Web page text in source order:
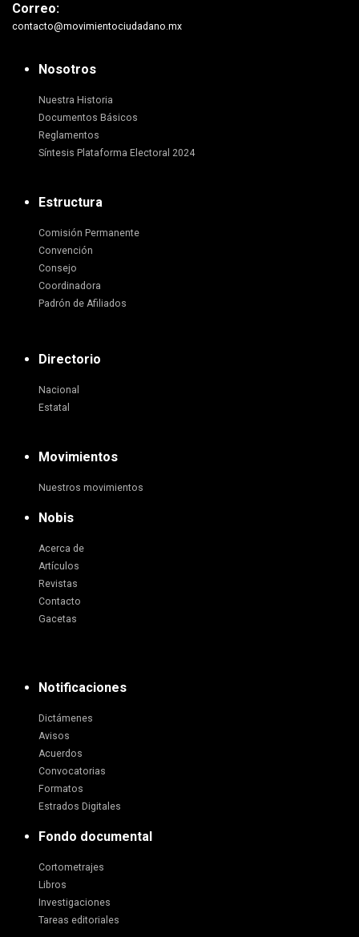
Correo:
contacto@movimientociudadano.mx
Nosotros
Nuestra Historia
Documentos Básicos
Reglamentos
Síntesis Plataforma Electoral 2024
Estructura
Comisión Permanente
Convención
Consejo
Coordinadora
Padrón de Afiliados
Directorio
Nacional
Estatal
Movimientos
Nuestros movimientos
Nobis
Acerca de
Artículos
Revistas
Contacto
Gacetas
Notificaciones
Dictámenes
Avisos
Acuerdos
Convocatorias
Formatos
Estrados Digitales
Fondo documental
Cortometrajes
Libros
Investigaciones
Tareas editoriales